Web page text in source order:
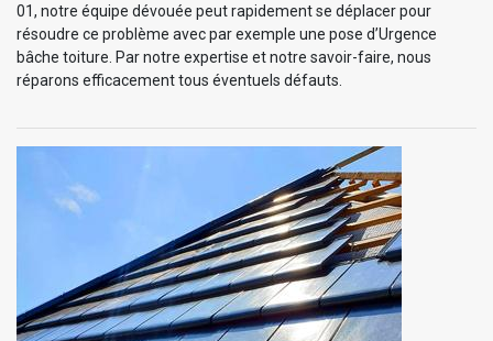
01, notre équipe dévouée peut rapidement se déplacer pour
résoudre ce problème avec par exemple une pose d’Urgence
bâche toiture. Par notre expertise et notre savoir-faire, nous
réparons efficacement tous éventuels défauts.